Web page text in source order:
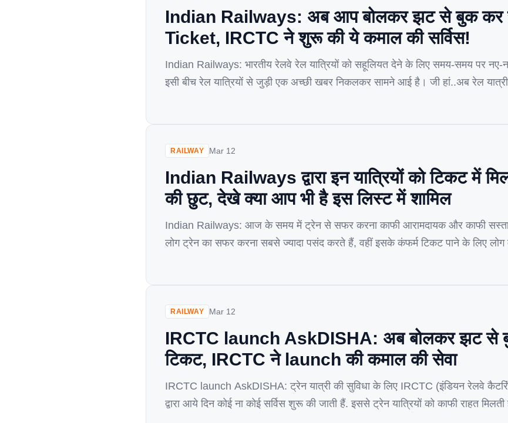
Indian Railways: अब आप बोलकर झट से बुक
Ticket, IRCTC ने शुरू की ये कमाल की सर्विस!
Indian Railways: भारतीय रेलवे रेल यात्रियों को सहूलियत देने के लिए समय-समय पर नए-
इसी बीच रेल यात्रियों से जुड़ी एक अच्छी खबर निकलकर सामने आई है। जी हां..अब रेल
RAILWAY Mar 12
Indian Railways द्वारा इन यात्रियों को टिकट में
की छुट, देखे क्या आप भी है इस लिस्ट में शामिल
Indian Railways: आज के समय में ट्रेन से सफर करना काफी आरामदायक और काफी
लोग ट्रेन का सफर करना सबसे ज्यादा पसंद करते हैं, वहीं इसके कंफर्म टिकट पाने के लिए
RAILWAY Mar 12
IRCTC launch AskDISHA: अब बोलकर झट से
टिकट, IRCTC ने launch की कमाल की सेवा
IRCTC launch AskDISHA: ट्रेन यात्री की सुविधा के लिए IRCTC (इंडियन रेलवे
द्वारा आये दिन कोई ना कोई सर्विस शुरू की जाती हैं. इससे ट्रेन यात्रियों को काफी राहत